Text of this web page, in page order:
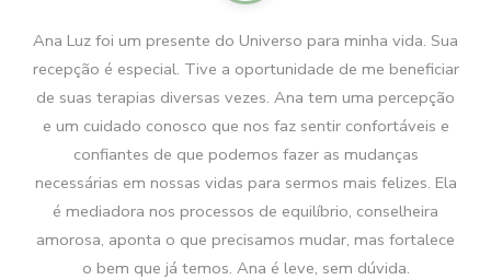
presente do Universo para minha vida. Sua
Tive a oportunidade de me beneficiar
diversas vezes. Ana tem uma percepção
conosco que nos faz sentir confortáveis e
de que podemos fazer as mudanças
nossas vidas para sermos mais felizes. Ela
nos processos de equilíbrio, conselheira
o que precisamos mudar, mas fortalece
que já temos. Ana é leve, sem dúvida.
Eu estava
e sinto que preciso
constelações. O
aceitação, como se
se uma venda
realmente como
encontrar palavras
deu força e a
Meu negócio